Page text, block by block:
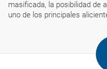
masificada, la posibilidad de
uno de los principales